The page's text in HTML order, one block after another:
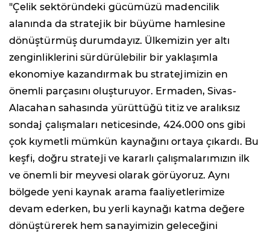
"Çelik sektöründeki gücümüzü madencilik
alanında da stratejik bir büyüme hamlesine
dönüştürmüş durumdayız. Ülkemizin yer altı
zenginliklerini sürdürülebilir bir yaklaşımla
ekonomiye kazandırmak bu stratejimizin en
önemli parçasını oluşturuyor. Ermaden, Sivas-
Alacahan sahasında yürüttüğü titiz ve aralıksız
sondaj çalışmaları neticesinde, 424.000 ons gibi
çok kıymetli mümkün kaynağını ortaya çıkardı. Bu
keşfi, doğru strateji ve kararlı çalışmalarımızın ilk
ve önemli bir meyvesi olarak görüyoruz. Aynı
bölgede yeni kaynak arama faaliyetlerimize
devam ederken, bu yerli kaynağı katma değere
dönüştürerek hem sanayimizin geleceğini